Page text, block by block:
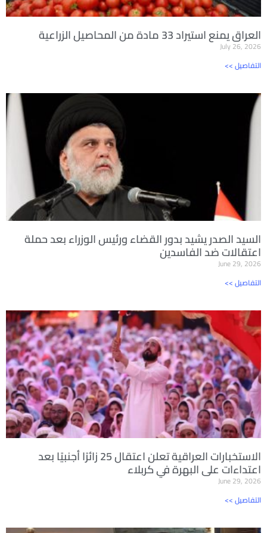
العراق يمنع استيراد 33 مادة من المحاصيل الزراعية
July 26, 2026
<< التفاصيل
السيد الصدر يشيد بدور القضاء ورئيس الوزراء بعد حملة
اعتقالات ضد الفاسدين
June 29, 2026
<< التفاصيل
الاستخبارات العراقية تعلن اعتقال 25 زائرًا أجنبيًا بعد
اعتداءات على البهرة في كربلاء
June 29, 2026
<< التفاصيل